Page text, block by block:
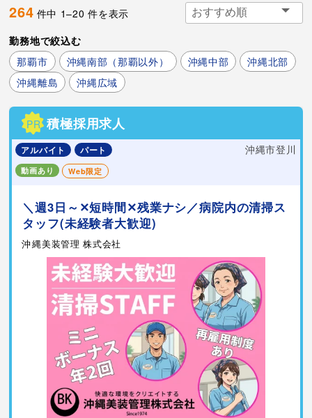
264 件中 1–20 件を表示
勤務地で絞込む
那覇市
沖縄南部（那覇以外） 沖縄中部
沖縄北部
沖縄離島
沖縄広域
PR 積極採用求人
アルバイト パート 沖縄市登川
動画あり Web限定
＼週3日～✕短時間✕残業ナシ／病院内の清掃ス
タッフ(未経験者大歓迎)
沖縄美装管理 株式会社